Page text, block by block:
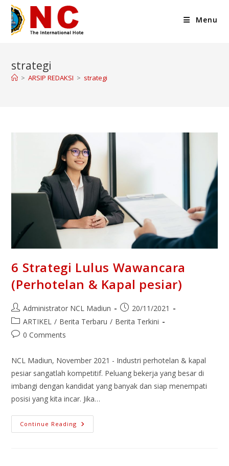
Menu
strategi
> ARSIP REDAKSI > strategi
6 Strategi Lulus Wawancara
(Perhotelan & Kapal pesiar)
Administrator NCL Madiun
20/11/2021
ARTIKEL / Berita Terbaru / Berita Terkini
0 Comments
NCL Madiun, November 2021 - Industri perhotelan & kapal
pesiar sangatlah kompetitif. Peluang bekerja yang besar di
imbangi dengan kandidat yang banyak dan siap menempati
posisi yang kita incar. Jika…
Continue Reading